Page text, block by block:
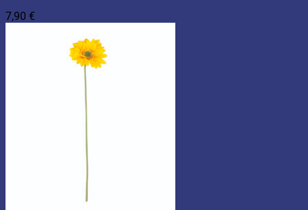
7,90 €